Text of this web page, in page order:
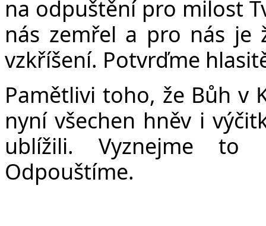
na odpuštění pro milost
nás zemřel a pro nás je
vzkříšení. Potvrďme
Pamětlivi toho, že Bůh v
nyní všechen hněv i
ublížili. Vyznejme to
Odpouštíme.